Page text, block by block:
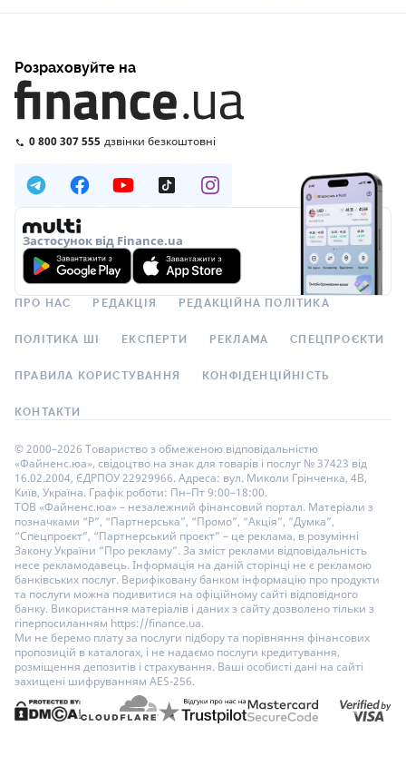
Розраховуйте на
0 800 307 555 дзвінки безкоштовні
Застосунок від Finance.ua
ПРО НАС РЕДАКЦІЯ РЕДАКЦІЙНА ПОЛІТИКА
ПОЛІТИКА ШІ ЕКСПЕРТИ РЕКЛАМА СПЕЦПРОЄКТИ
ПРАВИЛА КОРИСТУВАННЯ КОНФІДЕНЦІЙНІСТЬ
КОНТАКТИ
© 2000–2026 Товариство з обмеженою відповідальністю
«Файненс.юа», свідоцтво на знак для товарів і послуг № 37423 від
16.02.2004, ЄДРПОУ 22929966. Адреса: вул. Миколи Грінченка, 4В,
Київ, Україна. Графік роботи: Пн–Пт 9:00–18:00.
ТОВ «Файненс.юа» – незалежний фінансовий портал. Матеріали з
позначками “Р”, “Партнерська”, “Промо”, “Акція”, “Думка”,
“Спецпроєкт”, “Партнерський проєкт” – це реклама, в розумінні
Закону України “Про рекламу”. За зміст реклами відповідальність
несе рекламодавець. Інформація на даній сторінці не є рекламою
банківських послуг. Верифіковану банком інформацію про продукти
та послуги можна подивитися на офіційному сайті відповідного
банку. Використання матеріалів і даних з сайту дозволено тільки з
гіперпосиланням https://finance.ua.
Ми не беремо плату за послуги підбору та порівняння фінансових
пропозицій в каталогах, і не надаємо послуги кредитування,
розміщення депозитів і страхування. Ваші особисті дані на сайті
захищені шифруванням AES-256.